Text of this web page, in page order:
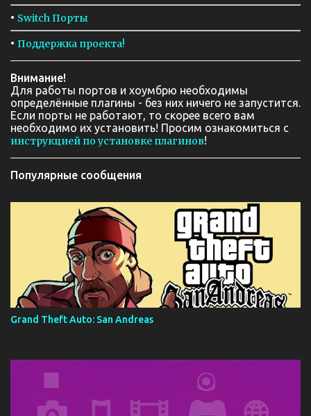
• Switch Порты
• Поддержка проекта!
Внимание!
Для работы портов и хоумбрю необходимы
определённые плагины - без них ничего не запустится.
Если порты не работают, то скорее всего вам
необходимо их установить! Просим ознакомиться с
инструкцией по установке плагинов!
Популярные сообщения
Grand Theft Auto: San Andreas